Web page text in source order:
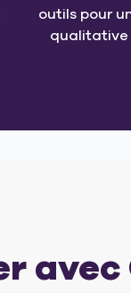
outils pour
avec